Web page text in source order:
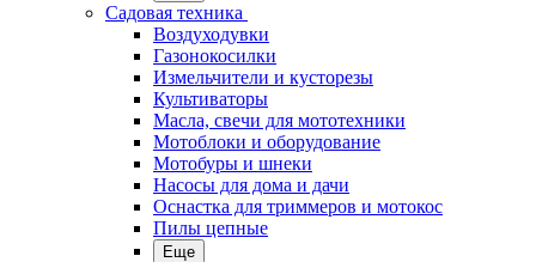
Садовая техника
Воздуходувки
Газонокосилки
Измельчители и кусторезы
Культиваторы
Масла, свечи для мототехники
Мотоблоки и оборудование
Мотобуры и шнеки
Насосы для дома и дачи
Оснастка для триммеров и мотокос
Пилы цепные
Еще